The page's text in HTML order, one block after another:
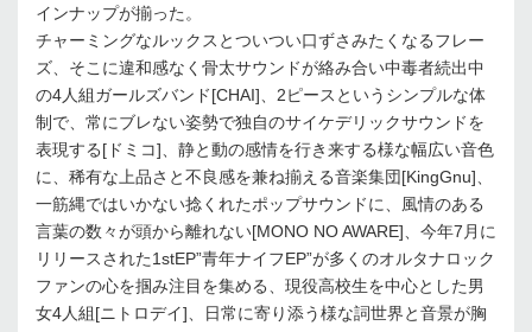
インナップが揃った。
チャーミングなルックスとついつい口ずさみたくなるフレー
ズ、そこに違和感なく骨太サウンドが絡み合い中毒者続出中
の4人組ガールズバンド[CHAI]、2ピースというシンプルな体
制で、常にブレない姿勢で独自のサイケデリックサウンドを
表現する[ドミコ]、静と動の感情を行き来する様な幅広い音色
に、稀有な上品さと不良感を兼ね揃える音楽集団[KingGnu]、
一筋縄ではいかない捻くれたポップサウンドに、風情のある
言葉の数々が頭から離れない[MONO NO AWARE]、今年7月に
リリースされた1stEP”青年ナイフEP”が多くのオルタナロック
ファンの心を掴み注目を集める、現役高校生を中心とした男
女4人組[ニトロデイ]、日常に寄り添う様な詞世界と音景が胸